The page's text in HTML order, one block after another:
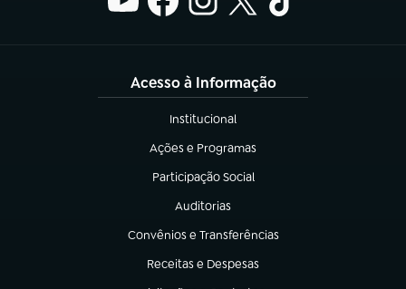
Acesso à Informação
Institucional
(abre em nova aba)
Ações e Programas
(abre em nova aba)
Participação Social
(abre em nova aba)
Auditorias
(abre em nova aba)
Convênios e Transferências
(abre em nova aba)
Receitas e Despesas
(abre em nova aba)